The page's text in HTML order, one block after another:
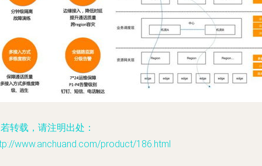
转载，请注明出处：
www.anchuand.com/product/186.html